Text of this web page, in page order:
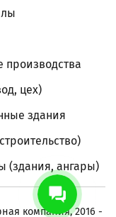
производства
цех)
здания
(здания, ангары)
компания, 2016 -